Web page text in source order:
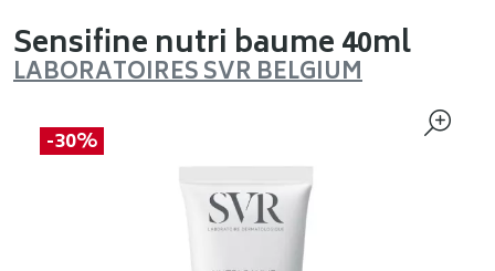
Sensifine nutri baume 40ml
LABORATOIRES SVR BELGIUM
-30%